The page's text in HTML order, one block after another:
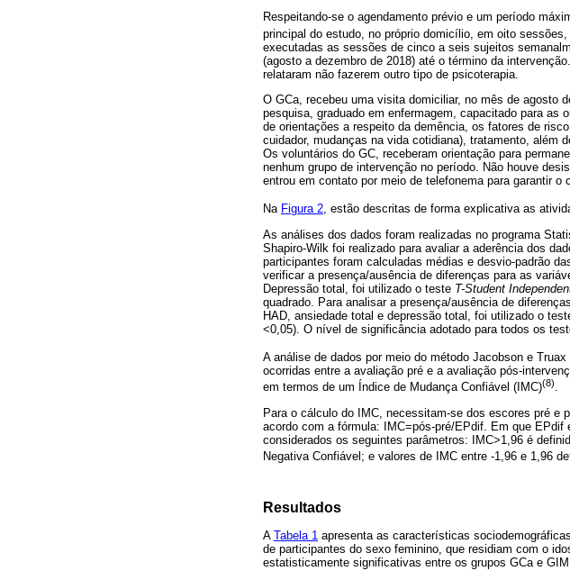
Respeitando-se o agendamento prévio e um período
principal do estudo, no próprio domicílio, em oito
executadas as sessões de cinco a seis sujeitos
(agosto a dezembro de 2018) até o término da
relataram não fazerem outro tipo de psicoterapia.
O GCa, recebeu uma visita domiciliar, no mês de agosto
pesquisa, graduado em enfermagem, capacitado para as
de orientações a respeito da demência, os fatores de
cuidador, mudanças na vida cotidiana), tratamento, além
Os voluntários do GC, receberam orientação para
nenhum grupo de intervenção no período. Não houve
entrou em contato por meio de telefonema para garantir o
Na Figura 2, estão descritas de forma explicativa as
As análises dos dados foram realizadas no programa
Shapiro-Wilk foi realizado para avaliar a aderência dos
participantes foram calculadas médias e desvio-padrão
verificar a presença/ausência de diferenças para as
Depressão total, foi utilizado o teste T-Student
quadrado. Para analisar a presença/ausência de
HAD, ansiedade total e depressão total, foi utilizado o
<0,05). O nível de significância adotado para todos os
A análise de dados por meio do método Jacobson e Truax
ocorridas entre a avaliação pré e a avaliação pós-
em termos de um Índice de Mudança Confiável (IMC)(8).
Para o cálculo do IMC, necessitam-se dos escores pré e
acordo com a fórmula: IMC=pós-pré/EPdif. Em que
considerados os seguintes parâmetros: IMC>1,96 é
Negativa Confiável; e valores de IMC entre -1,96 e 1,96
Resultados
A Tabela 1 apresenta as características
de participantes do sexo feminino, que residiam com o
estatisticamente significativas entre os grupos GCa e